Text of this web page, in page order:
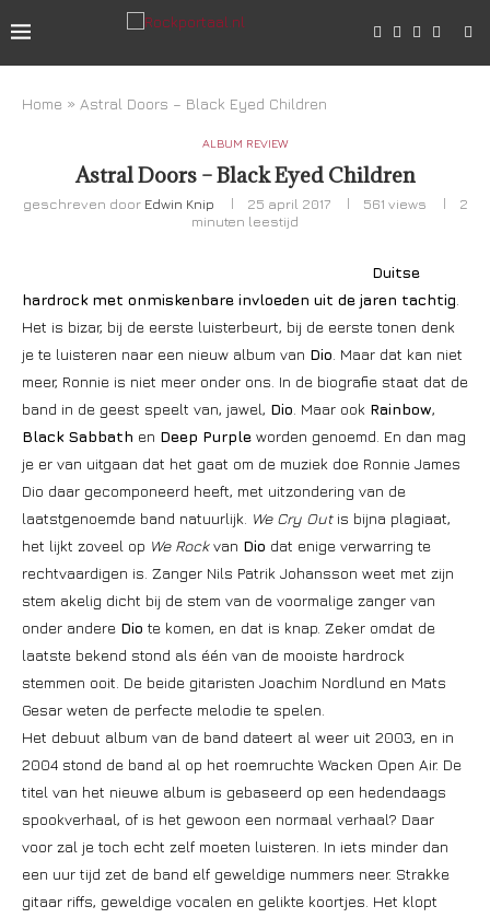
Home » Astral Doors – Black Eyed Children
ALBUM REVIEW
Astral Doors – Black Eyed Children
geschreven door Edwin Knip 25 april 2017 561 views
2
minuten leestijd
Duitse
hardrock met onmiskenbare invloeden uit de jaren tachtig
Het is bizar, bij de eerste luisterbeurt, bij de eerste tonen denk
je te luisteren naar een nieuw album van Dio . Maar dat kan niet
meer, Ronnie is niet meer onder ons. In de biografie staat dat de
band in de geest speelt van, jawel, Dio . Maar ook Rainbow,
Black Sabbath en Deep Purple worden genoemd. En dan mag
je er van uitgaan dat het gaat om de muziek doe Ronnie James
Dio daar gecomponeerd heeft, met uitzondering van de
laatstgenoemde band natuurlijk. We Cry Outis bijna plagiaat,
het lijkt zoveel op We Rockvan Dio dat enige verwarring te
rechtvaardigen is. Zanger Nils Patrik Johansson weet met zijn
stem akelig dicht bij de stem van de voormalige zanger van
onder andere Dio te komen, en dat is knap. Zeker omdat de
laatste bekend stond als één van de mooiste hardrock
stemmen ooit. De beide gitaristen Joachim Nordlund en Mats
Gesar weten de perfecte melodie te spelen.
Het debuut album van de band dateert al weer uit 2003, en in
2004 stond de band al op het roemruchte Wacken Open Air. De
titel van het nieuwe album is gebaseerd op een hedendaags
spookverhaal, of is het gewoon een normaal verhaal? Daar
voor zal je toch echt zelf moeten luisteren. In iets minder dan
een uur tijd zet de band elf geweldige nummers neer. Strakke
gitaar riffs, geweldige vocalen en gelikte koortjes. Het klopt